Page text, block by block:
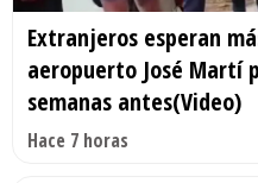
Extranjeros esperan
aeropuerto José Martí
semanas antes(Video)
Hace 7 horas